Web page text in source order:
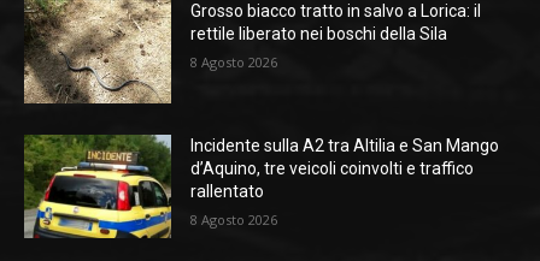
Grosso biacco tratto in salvo a Lorica: il
rettile liberato nei boschi della Sila
8 Agosto 2026
Incidente sulla A2 tra Altilia e San Mango
d’Aquino, tre veicoli coinvolti e traffico
rallentato
8 Agosto 2026